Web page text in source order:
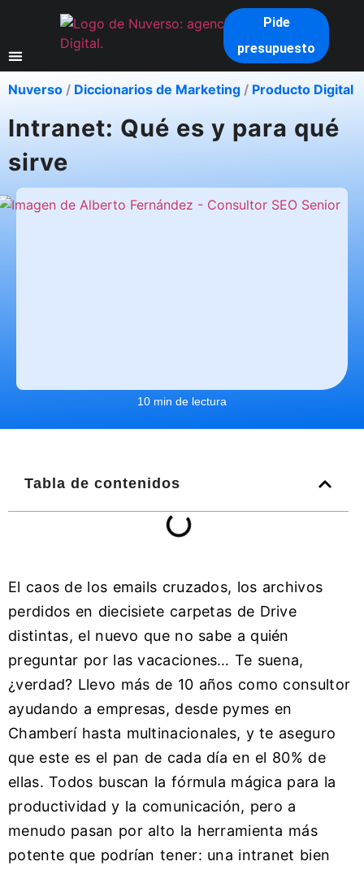
Pide
presupuesto
Nuverso / Diccionarios de Marketing / Producto Digital
Intranet: Qué es y para qué
sirve
10 min de lectura
Tabla de contenidos
El caos de los emails cruzados, los archivos
perdidos en diecisiete carpetas de Drive
distintas, el nuevo que no sabe a quién
preguntar por las vacaciones… Te suena,
¿verdad? Llevo más de 10 años como consultor
ayudando a empresas, desde pymes en
Chamberí hasta multinacionales, y te aseguro
que este es el pan de cada día en el 80% de
ellas. Todos buscan la fórmula mágica para la
productividad y la comunicación, pero a
menudo pasan por alto la herramienta más
potente que podrían tener: una intranet bien